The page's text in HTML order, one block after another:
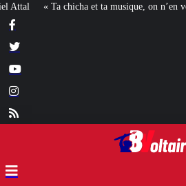
on n’en veut pas » : la mairie RN